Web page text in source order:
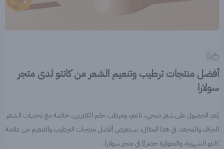
0
أفضل منتجات ترطيب وتنعيم الشعر من كانتو لدى متجر
سولارا
يُعد الحصول على شعر صحي، ناعم، ومرطب حلم الكثيرين، خاصة مع تحديات الشعر
الجاف والمجعد. في هذا المقال، نستعرض أفضل منتجات الترطيب والتنعيم من علامة
كانتو الشهيرة، والمتوفرة حصريًا في متجر سولارا.